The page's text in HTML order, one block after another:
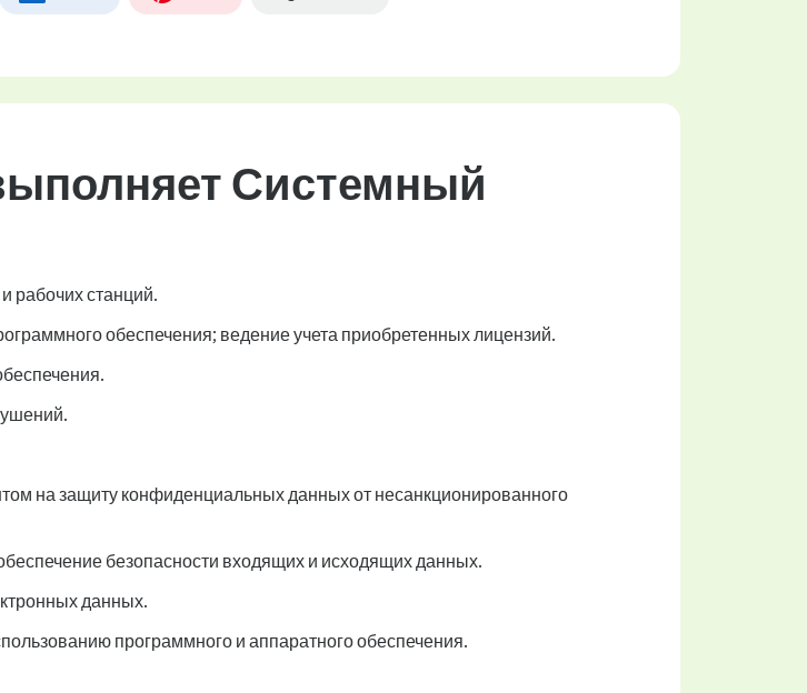
Системный
рабочих станций.
обеспечения; ведение учета приобретенных лицензий.
на защиту конфиденциальных данных от несанкционированного
безопасности входящих и исходящих данных.
данных.
программного и аппаратного обеспечения.